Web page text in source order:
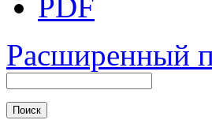
Расширенный